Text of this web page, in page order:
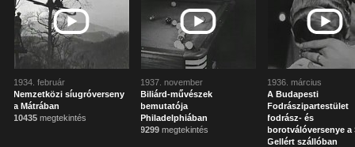
1934. február
Nemzetközi síugróverseny
a Mátrában
10435 megtekintés
1937. november
Biliárd-művészek
bemutatója
Philadelphiában
9299 megtekintés
1936. március
A Budapesti
Fodrászipartestület
fodrász- és
borotválóversenye a
Gellért szállóban